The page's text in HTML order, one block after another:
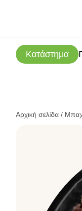
Κατάστημα
Αρχική σελίδα /